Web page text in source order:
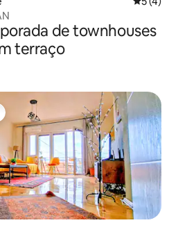
de townhouses
terraço